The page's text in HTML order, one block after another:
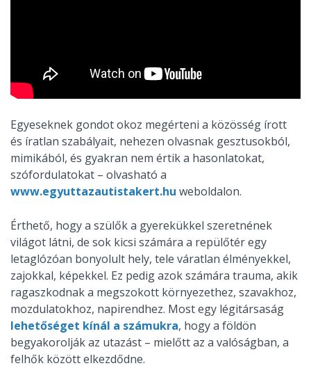
Egyeseknek gondot okoz megérteni a közösség írott
és íratlan szabályait, nehezen olvasnak gesztusokból,
mimikából, és gyakran nem értik a hasonlatokat,
szófordulatokat – olvasható a
www.egyuttazautistakert.hu weboldalon.
Érthető, hogy a szülők a gyerekükkel szeretnének
világot látni, de sok kicsi számára a repülőtér egy
letaglózóan bonyolult hely, tele váratlan élményekkel,
zajokkal, képekkel. Ez pedig azok számára trauma, akik
ragaszkodnak a megszokott környezethez, szavakhoz,
mozdulatokhoz, napirendhez. Most egy légitársaság
lehetőséget kínál a számukra, hogy a földön
begyakorolják az utazást – mielőtt az a valóságban, a
felhők között elkezdődne.